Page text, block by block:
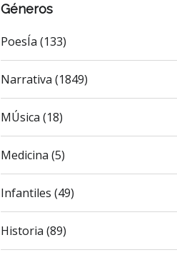
Géneros
PoesÍa (133)
Narrativa (1849)
MÚsica (18)
Medicina (5)
Infantiles (49)
Historia (89)